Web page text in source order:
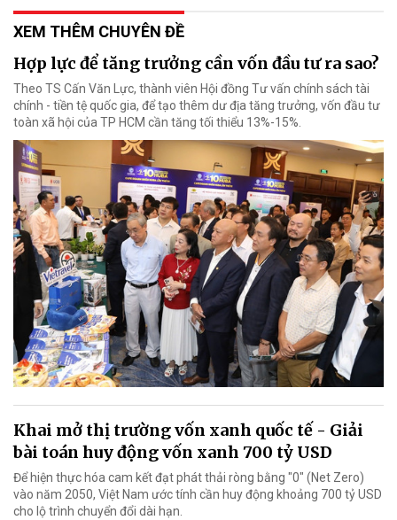
XEM THÊM CHUYÊN ĐỀ
Hợp lực để tăng trưởng cần vốn đầu tư ra sao?
Theo TS Cấn Văn Lực, thành viên Hội đồng Tư vấn chính sách tài
chính - tiền tệ quốc gia, để tạo thêm dư địa tăng trưởng, vốn đầu tư
toàn xã hội của TP HCM cần tăng tối thiểu 13%-15%.
Khai mở thị trường vốn xanh quốc tế - Giải
bài toán huy động vốn xanh 700 tỷ USD
Để hiện thực hóa cam kết đạt phát thải ròng bằng "0" (Net Zero)
vào năm 2050, Việt Nam ước tính cần huy động khoảng 700 tỷ USD
cho lộ trình chuyển đổi dài hạn.